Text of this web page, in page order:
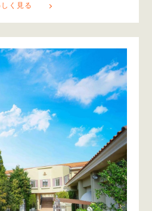
しく見る